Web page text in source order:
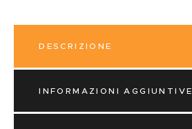
DESCRIZIONE
INFORMAZIONI AGGIUNTIVE